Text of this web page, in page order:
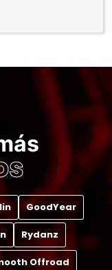
GoodYear
Rydanz
Offroad